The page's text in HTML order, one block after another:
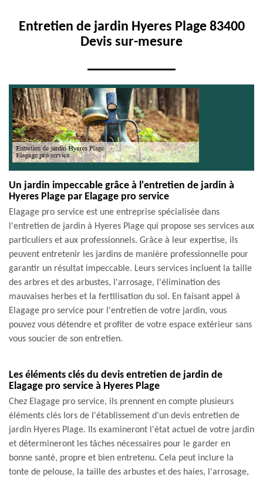
Entretien de jardin Hyeres Plage 83400
Devis sur-mesure
Un jardin impeccable grâce à l'entretien de jardin à
Hyeres Plage par Elagage pro service
Elagage pro service est une entreprise spécialisée dans
l'entretien de jardin à Hyeres Plage qui propose ses services aux
particuliers et aux professionnels. Grâce à leur expertise, ils
peuvent entretenir les jardins de manière professionnelle pour
garantir un résultat impeccable. Leurs services incluent la taille
des arbres et des arbustes, l'arrosage, l'élimination des
mauvaises herbes et la fertilisation du sol. En faisant appel à
Elagage pro service pour l'entretien de votre jardin, vous
pouvez vous détendre et profiter de votre espace extérieur sans
vous soucier de son entretien.
Les éléments clés du devis entretien de jardin de
Elagage pro service à Hyeres Plage
Chez Elagage pro service, ils prennent en compte plusieurs
éléments clés lors de l'établissement d'un devis entretien de
jardin Hyeres Plage. Ils examineront l'état actuel de votre jardin
et détermineront les tâches nécessaires pour le garder en
bonne santé, propre et bien entretenu. Cela peut inclure la
tonte de pelouse, la taille des arbustes et des haies, l'arrosage,